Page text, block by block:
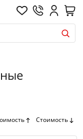
Стоимость